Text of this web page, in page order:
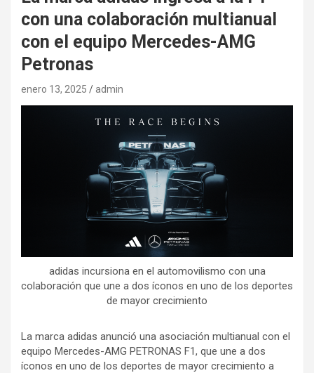
con una colaboración multianual
con el equipo Mercedes-AMG
Petronas
enero 13, 2025 admin
adidas incursiona en el automovilismo con una
colaboración que une a dos íconos en uno de los deportes
de mayor crecimiento
La marca adidas anunció una asociación multianual con el
equipo Mercedes-AMG PETRONAS F1, que une a dos
íconos en uno de los deportes de mayor crecimiento a